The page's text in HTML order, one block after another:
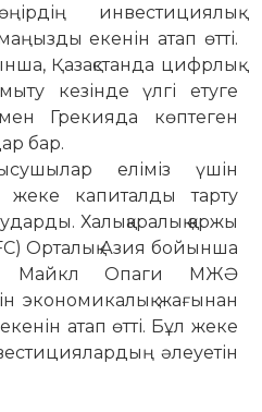
инвестициялық
екенін атап өтті.
Қазақстанда цифрлық
кезінде үлгі етуге
Грекияда көптеген
бар.
еліміз үшін
капиталды тарту
Халықаралық қаржы
Орталық Азия бойынша
Майкл Опаги МЖӘ
экономикалық жағынан
атап өтті. Бұл жеке
әлеуетін